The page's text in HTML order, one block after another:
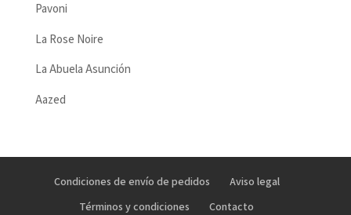
Pavoni
La Rose Noire
La Abuela Asunción
Aazed
Condiciones de envío de pedidos
Aviso legal
Términos y condiciones
Contacto